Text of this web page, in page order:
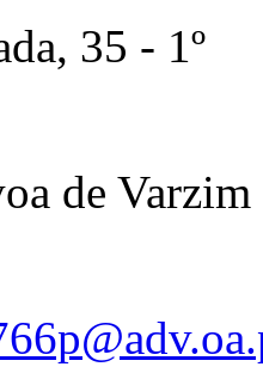
35 - 1º
de Varzim